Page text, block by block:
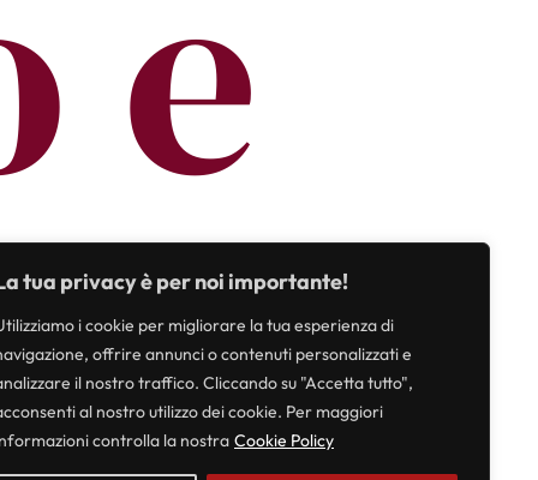
tua privacy è per noi importante!
i cookie per migliorare la tua esperienza di
offrire annunci o contenuti personalizzati e
il nostro traffico. Cliccando su "Accetta tutto",
al nostro utilizzo dei cookie. Per maggiori
controlla la nostra Cookie Policy
e